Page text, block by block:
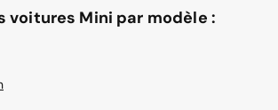
voitures Mini par modèle :